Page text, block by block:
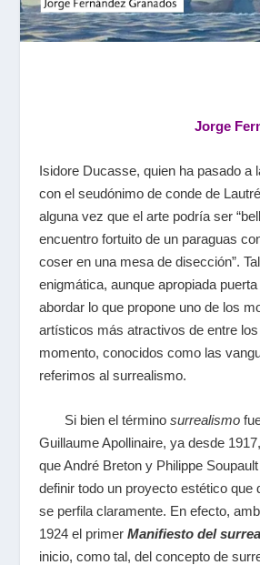
Jorge
Isidore Ducasse, quien ha pasado a
con el seudónimo de conde de
alguna vez que el arte podría ser
encuentro fortuito de un paraguas
coser en una mesa de disección”.
enigmática, aunque apropiada
abordar lo que propone uno de los
artísticos más atractivos de entre
momento, conocidos como las
referimos al surrealismo.
Si bien el término surrealismo
Guillaume Apollinaire, ya desde
que André Breton y Philippe
definir todo un proyecto estético que
se perfila claramente. En efecto,
1924 el primer Manifiesto del
inicio, como tal, del concepto de